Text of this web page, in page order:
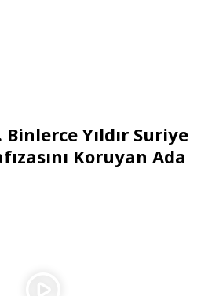
Yıldır Suriye
Koruyan Ada